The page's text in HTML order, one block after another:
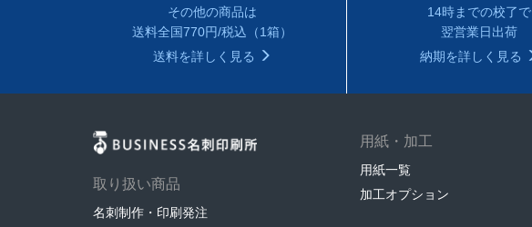
その他の商品は
送料全国770円/税込（1箱）
送料を詳しく見る
14時までの校了で
翌営業日出荷
納期を詳しく見る
取り扱い商品
名刺制作・印刷発注
用紙・加工
用紙一覧
加工オプション